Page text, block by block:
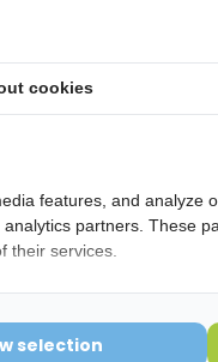
is verbroken
cookies
features, and analyze
partners. These
their services.
selection